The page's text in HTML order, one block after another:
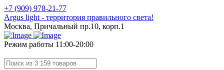
+7 (909) 978-21-77
Argus light - территория правильного света!
Москва, Причальный пр.10, корп.1
Режим работы 11:00-20:00